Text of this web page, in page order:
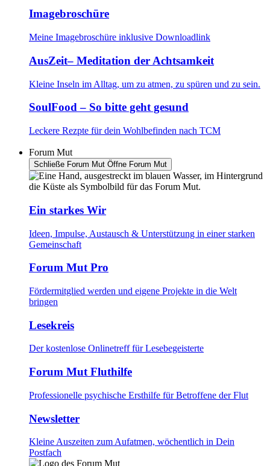
Imagebroschüre
Meine Imagebroschüre inklusive Downloadlink
AusZeit– Meditation der Achtsamkeit
Kleine Inseln im Alltag, um zu atmen, zu spüren und zu sein.
SoulFood – So bitte geht gesund
Leckere Rezpte für dein Wohlbefinden nach TCM
Forum Mut
Schließe Forum Mut Öffne Forum Mut
Ein starkes Wir
Ideen, Impulse, Austausch & Unterstützung in einer starken
Gemeinschaft
Forum Mut Pro
Fördermitglied werden und eigene Projekte in die Welt
bringen
Lesekreis
Der kostenlose Onlinetreff für Lesebegeisterte
Forum Mut Fluthilfe
Professionelle psychische Ersthilfe für Betroffene der Flut
Newsletter
Kleine Auszeiten zum Aufatmen, wöchentlich in Dein
Postfach